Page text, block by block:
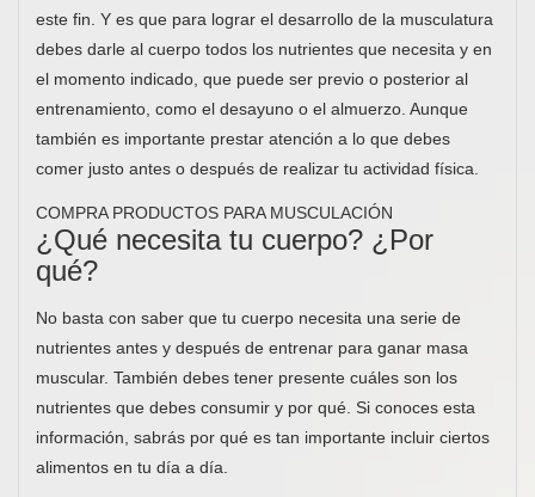
este fin. Y es que para lograr el desarrollo de la musculatura
debes darle al cuerpo todos los nutrientes que necesita y en
el momento indicado, que puede ser previo o posterior al
entrenamiento, como el desayuno o el almuerzo. Aunque
también es importante prestar atención a lo que debes
comer justo antes o después de realizar tu actividad física.
COMPRA PRODUCTOS PARA MUSCULACIÓN
¿Qué necesita tu cuerpo? ¿Por
qué?
No basta con saber que tu cuerpo necesita una serie de
nutrientes antes y después de entrenar para ganar masa
muscular. También debes tener presente cuáles son los
nutrientes que debes consumir y por qué. Si conoces esta
información, sabrás por qué es tan importante incluir ciertos
alimentos en tu día a día.